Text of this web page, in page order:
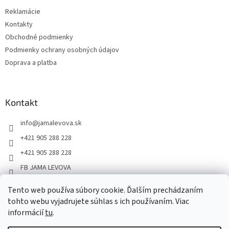
Tento web používa súbory cookie. Ďalším prechádzaním
tohto webu vyjadrujete súhlas s ich používaním. Viac
informáciítu.
Reklamácie
Kontakty
Obchodné podmienky
Podmienky ochrany osobných údajov
Doprava a platba
Kontakt
info@jamalevova.sk
+421 905 288 228
+421 905 288 228
FB JAMA LEVOVA
JamaLevova
+421905288228